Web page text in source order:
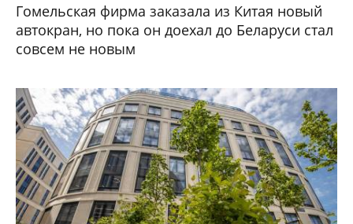
Гомельская фирма заказала из Китая новый
автокран, но пока он доехал до Беларуси стал
совсем не новым